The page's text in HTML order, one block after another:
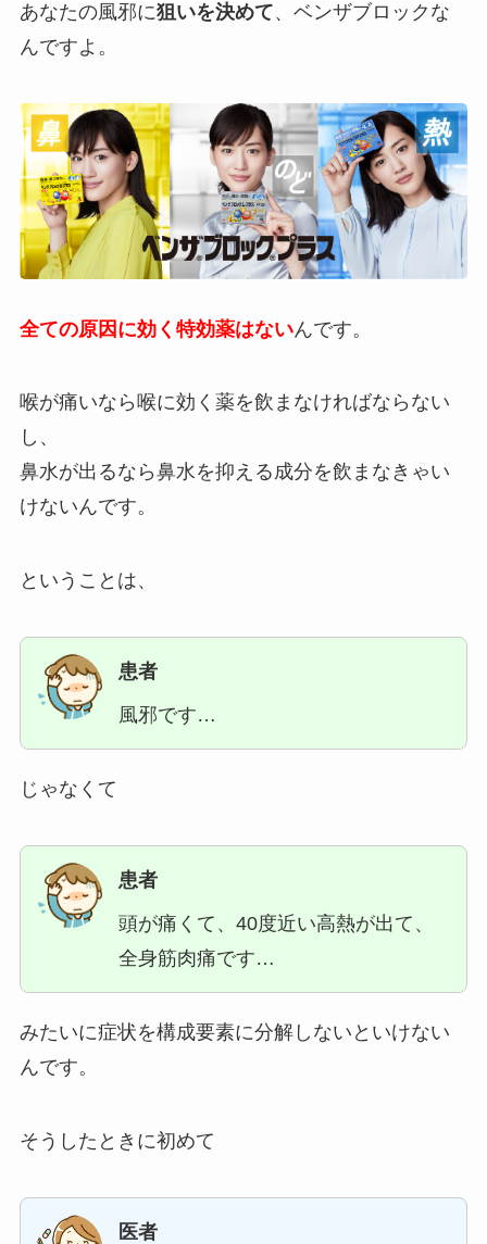
あなたの風邪に狙いを決めて、ベンザブロックな
んですよ。
全ての原因に効く特効薬はないんです。
喉が痛いなら喉に効く薬を飲まなければならない
し、
鼻水が出るなら鼻水を抑える成分を飲まなきゃい
けないんです。
ということは、
患者
風邪です…
じゃなくて
患者
頭が痛くて、40度近い高熱が出て、
全身筋肉痛です…
みたいに症状を構成要素に分解しないといけない
んです。
そうしたときに初めて
医者